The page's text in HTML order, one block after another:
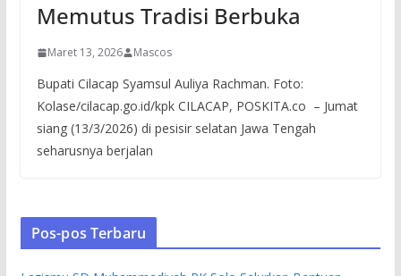
Memutus Tradisi Berbuka
Maret 13, 2026 Mascos
Bupati Cilacap Syamsul Auliya Rachman. Foto:
Kolase/cilacap.go.id/kpk CILACAP, POSKITA.co – Jumat
siang (13/3/2026) di pesisir selatan Jawa Tengah
seharusnya berjalan
Pos-pos Terbaru